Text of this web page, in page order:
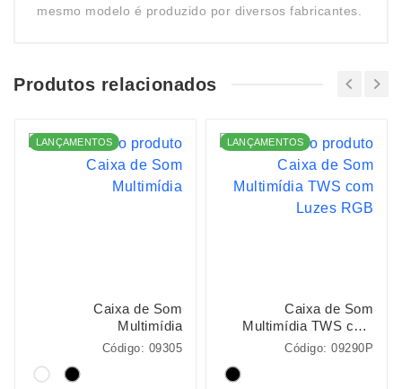
mesmo modelo é produzido por diversos fabricantes.
Produtos relacionados
LANÇAMENTOS
Caixa de Som
Multimídia
Código: 09305
LANÇAMENTOS
Caixa de Som
Multimídia TWS com
Luzes RGB
Código: 09290P